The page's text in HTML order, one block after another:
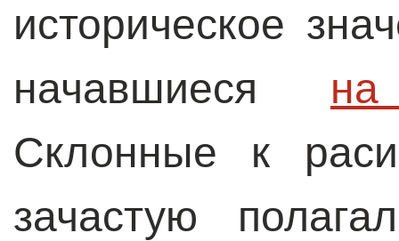
историческое
начавшиеся
Склонные к
зачастую